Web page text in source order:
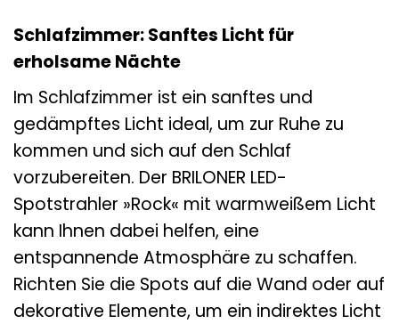
Schlafzimmer: Sanftes Licht für
erholsame Nächte
Im Schlafzimmer ist ein sanftes und
gedämpftes Licht ideal, um zur Ruhe zu
kommen und sich auf den Schlaf
vorzubereiten. Der BRILONER LED-
Spotstrahler »Rock« mit warmweißem Licht
kann Ihnen dabei helfen, eine
entspannende Atmosphäre zu schaffen.
Richten Sie die Spots auf die Wand oder auf
dekorative Elemente, um ein indirektes Licht